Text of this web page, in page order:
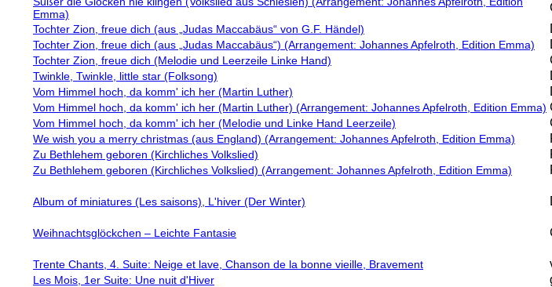
Emma)
Tochter Zion, freue dich (aus „Judas Maccabäus“ von G.F. Händel)
Tochter Zion, freue dich (aus „Judas Maccabäus“) (Arrangement: Johannes Apfelroth, Edition Emma)
Tochter Zion, freue dich (Melodie und Leerzeile Linke Hand)
Twinkle, Twinkle, little star (Folksong)
Vom Himmel hoch, da komm' ich her (Martin Luther)
Vom Himmel hoch, da komm' ich her (Martin Luther) (Arrangement: Johannes Apfelroth, Edition Emma)
Vom Himmel hoch, da komm' ich her (Melodie und Linke Hand Leerzeile)
We wish you a merry christmas (aus England) (Arrangement: Johannes Apfelroth, Edition Emma)
Zu Bethlehem geboren (Kirchliches Volkslied)
Zu Bethlehem geboren (Kirchliches Volkslied) (Arrangement: Johannes Apfelroth, Edition Emma)
Album of miniatures (Les saisons), L'hiver (Der Winter)
Weihnachtsglöckchen – Leichte Fantasie
Trente Chants, 4. Suite: Neige et lave, Chanson de la bonne vieille, Bravement
Les Mois, 1er Suite: Une nuit d'Hiver